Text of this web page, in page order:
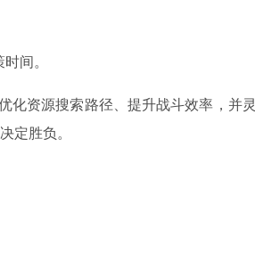
间。
化资源搜索路径、提升战斗效率，并
定胜负。